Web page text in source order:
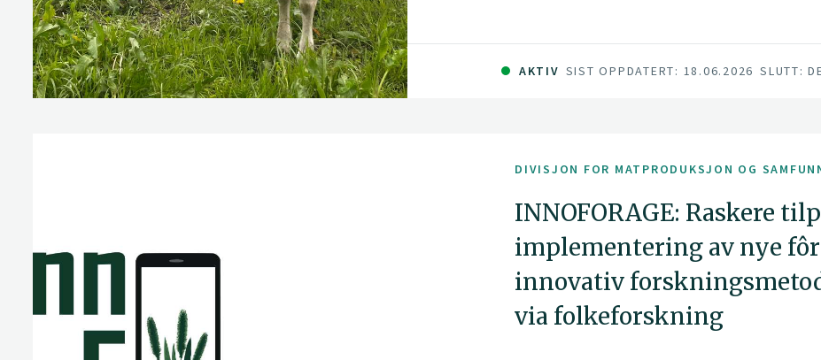
AKTIV SIST OPPDATERT: 18.06.2026 SLUTT:
DIVISJON FOR MATPRODUKSJON OG
INNOFORAGE: Raskere
implementering av nye
innovativ
via folkeforskning